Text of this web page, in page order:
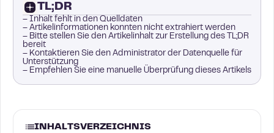
TL;DR
– Inhalt fehlt in den Quelldaten
– Artikelinformationen konnten nicht extrahiert werden
– Bitte stellen Sie den Artikelinhalt zur Erstellung des TL;DR
bereit
– Kontaktieren Sie den Administrator der Datenquelle für
Unterstützung
– Empfehlen Sie eine manuelle Überprüfung dieses Artikels
INHALTSVERZEICHNIS